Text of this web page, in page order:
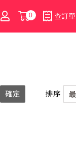
0 查訂單
確定 排序